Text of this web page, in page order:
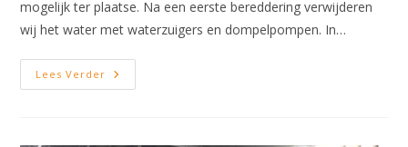
mogelijk ter plaatse. Na een eerste bereddering verwijderen
wij het water met waterzuigers en dompelpompen. In…
Lees Verder Tapijtlijm
Verwijderen